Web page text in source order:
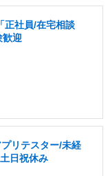
正社員/在宅相談
歓迎
リテスター/未経
日祝休み